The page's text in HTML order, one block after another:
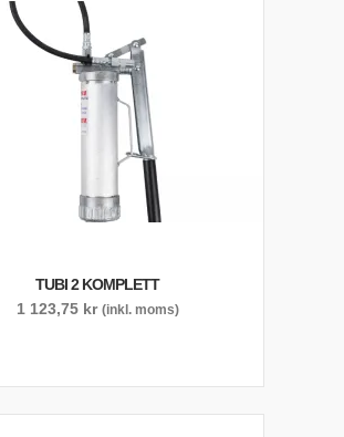
TUBI 2 KOMPLETT
1 123,75 kr (inkl. moms)